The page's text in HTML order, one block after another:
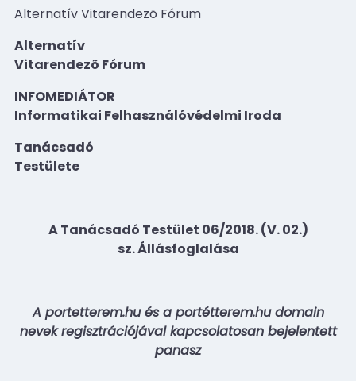
Alternatív Vitarendezõ Fórum
Alternatív
Vitarendezõ Fórum
INFOMEDIÁTOR
Informatikai Felhasználóvédelmi Iroda
Tanácsadó
Testülete
A Tanácsadó Testület 06/2018. (V. 02.)
sz. Állásfoglalása
A portetterem.hu és a portétterem.hu domain
nevek regisztrációjával kapcsolatosan bejelentett
panasz